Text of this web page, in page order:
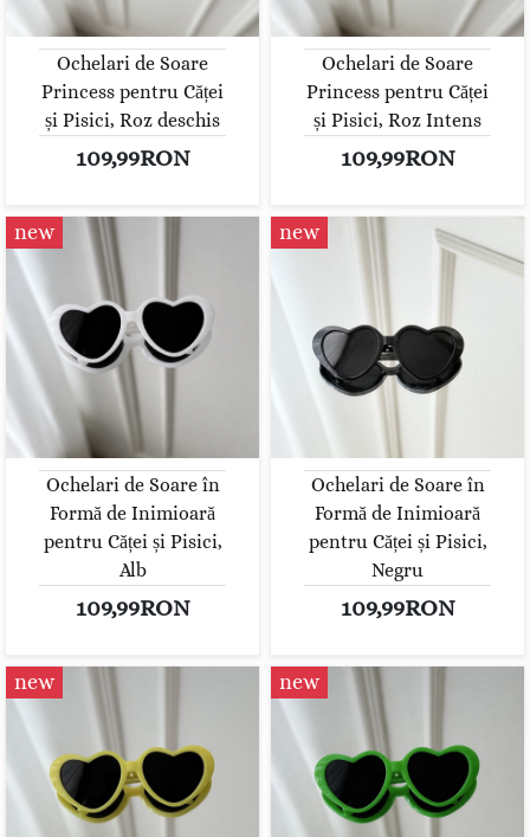
Ochelari de Soare
Princess pentru Căței
și Pisici, Roz deschis
109,99RON
Ochelari de Soare
Princess pentru Căței
și Pisici, Roz Intens
109,99RON
new
Ochelari de Soare în
Formă de Inimioară
pentru Căței și Pisici,
Alb
109,99RON
new
Ochelari de Soare în
Formă de Inimioară
pentru Căței și Pisici,
Negru
109,99RON
new new